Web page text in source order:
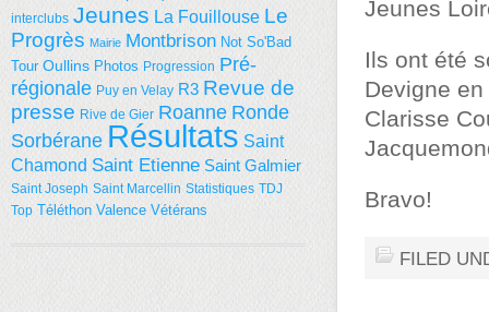
Jeunes
Ils ont été
Devigne
Clarisse
Bravo!
FILED
interclubs Jeunes La Fouillouse Le
Progrès Mairie Montbrison Not So'Bad
Tour Oullins Photos Progression Pré-
régionale Puy en Velay R3 Revue de
presse Rive de Gier Roanne Ronde
Sorbérane Résultats Saint
Chamond Saint Etienne Saint Galmier
Saint Joseph Saint Marcellin Statistiques TDJ
Top Téléthon Valence Vétérans